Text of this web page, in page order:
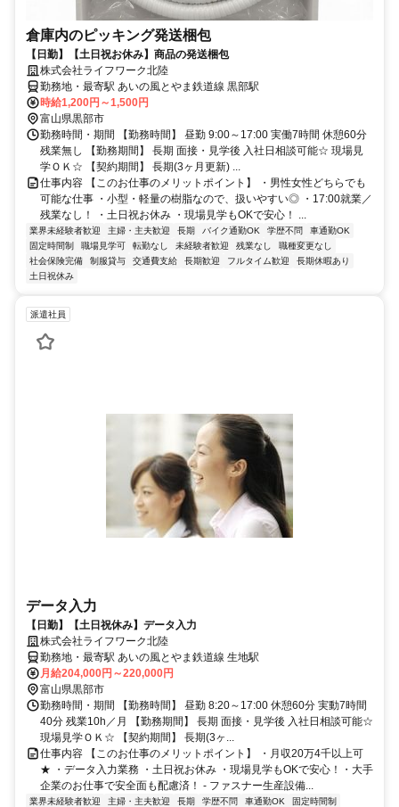
倉庫内のピッキング発送梱包
【日勤】【土日祝お休み】商品の発送梱包
株式会社ライフワーク北陸
勤務地・最寄駅 あいの風とやま鉄道線 黒部駅
時給1,200円～1,500円
富山県黒部市
勤務時間・期間 【勤務時間】 昼勤 9:00～17:00 実働7時間 休憩60分
残業無し 【勤務期間】 長期 面接・見学後 入社日相談可能☆ 現場見
学ＯＫ☆ 【契約期間】 長期(3ヶ月更新) ...
仕事内容 【このお仕事のメリットポイント】 ・男性女性どちらでも
可能な仕事 ・小型・軽量の樹脂なので、扱いやすい◎ ・17:00就業／
残業なし！ ・土日祝お休み ・現場見学もOKで安心！ ...
業界未経験者歓迎 主婦・主夫歓迎 長期 バイク通勤OK 学歴不問
車通勤OK
固定時間制
職場見学可 転勤なし 未経験者歓迎 残業なし
職種変更なし
社会保険完備
制服貸与 交通費支給 長期歓迎 フルタイム歓迎
長期休暇あり
土日祝休み
派遣社員
データ入力
【日勤】【土日祝休み】データ入力
株式会社ライフワーク北陸
勤務地・最寄駅 あいの風とやま鉄道線 生地駅
月給204,000円～220,000円
富山県黒部市
勤務時間・期間 【勤務時間】 昼勤 8:20～17:00 休憩60分 実動7時間
40分 残業10h／月 【勤務期間】 長期 面接・見学後 入社日相談可能☆
現場見学ＯＫ☆ 【契約期間】 長期(3ヶ...
仕事内容 【このお仕事のメリットポイント】 ・月収20万4千以上可
★ ・データ入力業務 ・土日祝お休み ・現場見学もOKで安心！・大手
企業のお仕事で安全面も配慮済！ - ファスナー生産設備...
業界未経験者歓迎 主婦・主夫歓迎 長期 学歴不問 車通勤OK
固定時間制